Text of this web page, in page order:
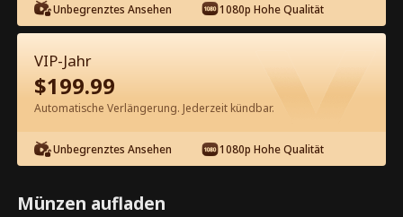
Episode 72 - Hades Kompletter Film
1-50 51-80 Alle Episoden
72 73 74 75
Unbegrenztes Ansehen 1080p Hohe Qualität
VIP-Jahr
$199.99
Automatische Verlängerung. Jederzeit kündbar.
Unbegrenztes Ansehen 1080p Hohe Qualität
Münzen aufladen